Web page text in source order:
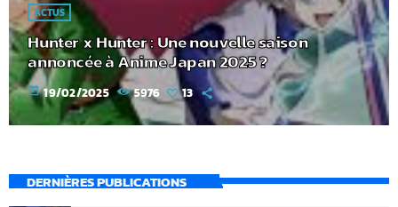
ACTUS
Hunter x Hunter : Une nouvelle saison
annoncée à Anime Japan 2025 ?
today 19/02/2025 5976 13
DERNIÈRES PUBLICATIONS